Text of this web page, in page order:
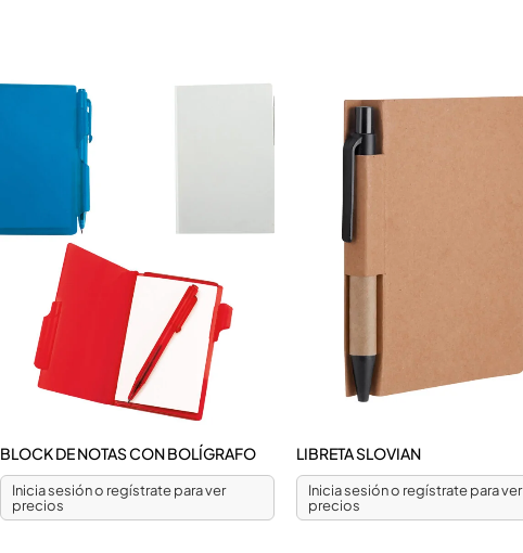
BLOCK DE NOTAS CON BOLÍGRAFO
Inicia sesión o regístrate para ver
precios
LIBRETA SLOVIAN
Inicia sesión o regístrate para ver
precios